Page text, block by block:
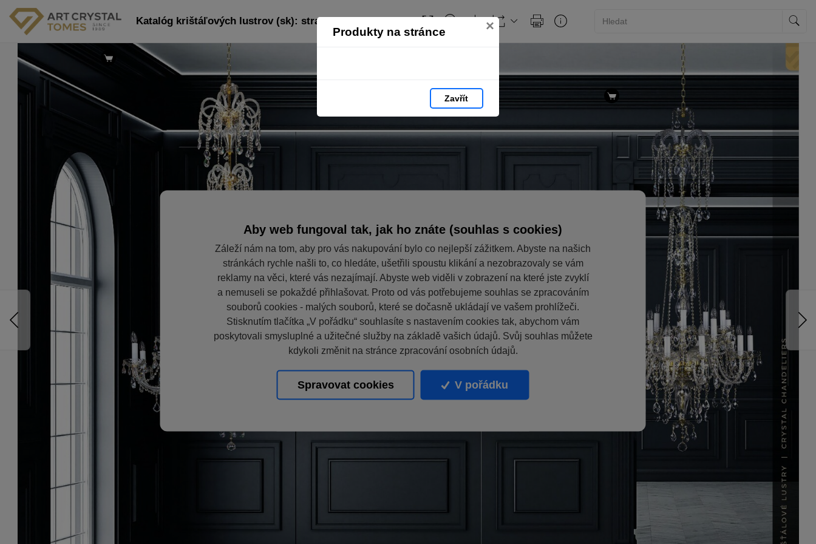
Produkty na stránce ×
Zavřít
Katalóg krištáľových lustrov (sk): strana 31
Aby web fungoval tak, jak ho znáte (souhlas s cookies)
Záleží nám na tom, aby pro vás nakupování bylo co nejlepší zážitkem. Abyste na našich
stránkách rychle našli to, co hledáte, ušetřili spoustu klikání a nezobrazovaly se vám
reklamy na věci, které vás nezajímají. Abyste web viděli v zobrazení na které jste zvyklí
a nemuseli se pokaždé přihlašovat. Proto od vás potřebujeme souhlas se zpracováním
souborů cookies - malých souborů, které se dočasně ukládají ve vašem prohlížeči.
Stisknutím tlačítka „V pořádku“ souhlasíte s nastavením cookies tak, abychom vám
poskytovali smysluplné a užitečné služby na základě vašich údajů. Svůj souhlas můžete
kdykoli změnit na stránce zpracování osobních údajů.
Spravovat cookies V pořádku